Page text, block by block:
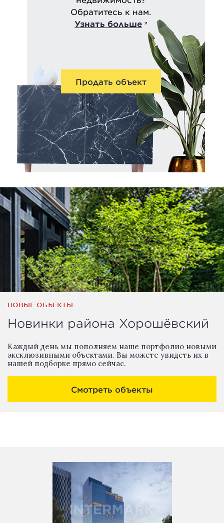
Обратитесь к нам.
Узнать больше
Продать объект
НОВЫЕ ОБЪЕКТЫ
Новинки района Хорошёвский
Каждый день мы пополняем наше портфолио новыми
эксклюзивными объектами. Вы можете увидеть их в
нашей подборке прямо сейчас.
Смотреть объекты